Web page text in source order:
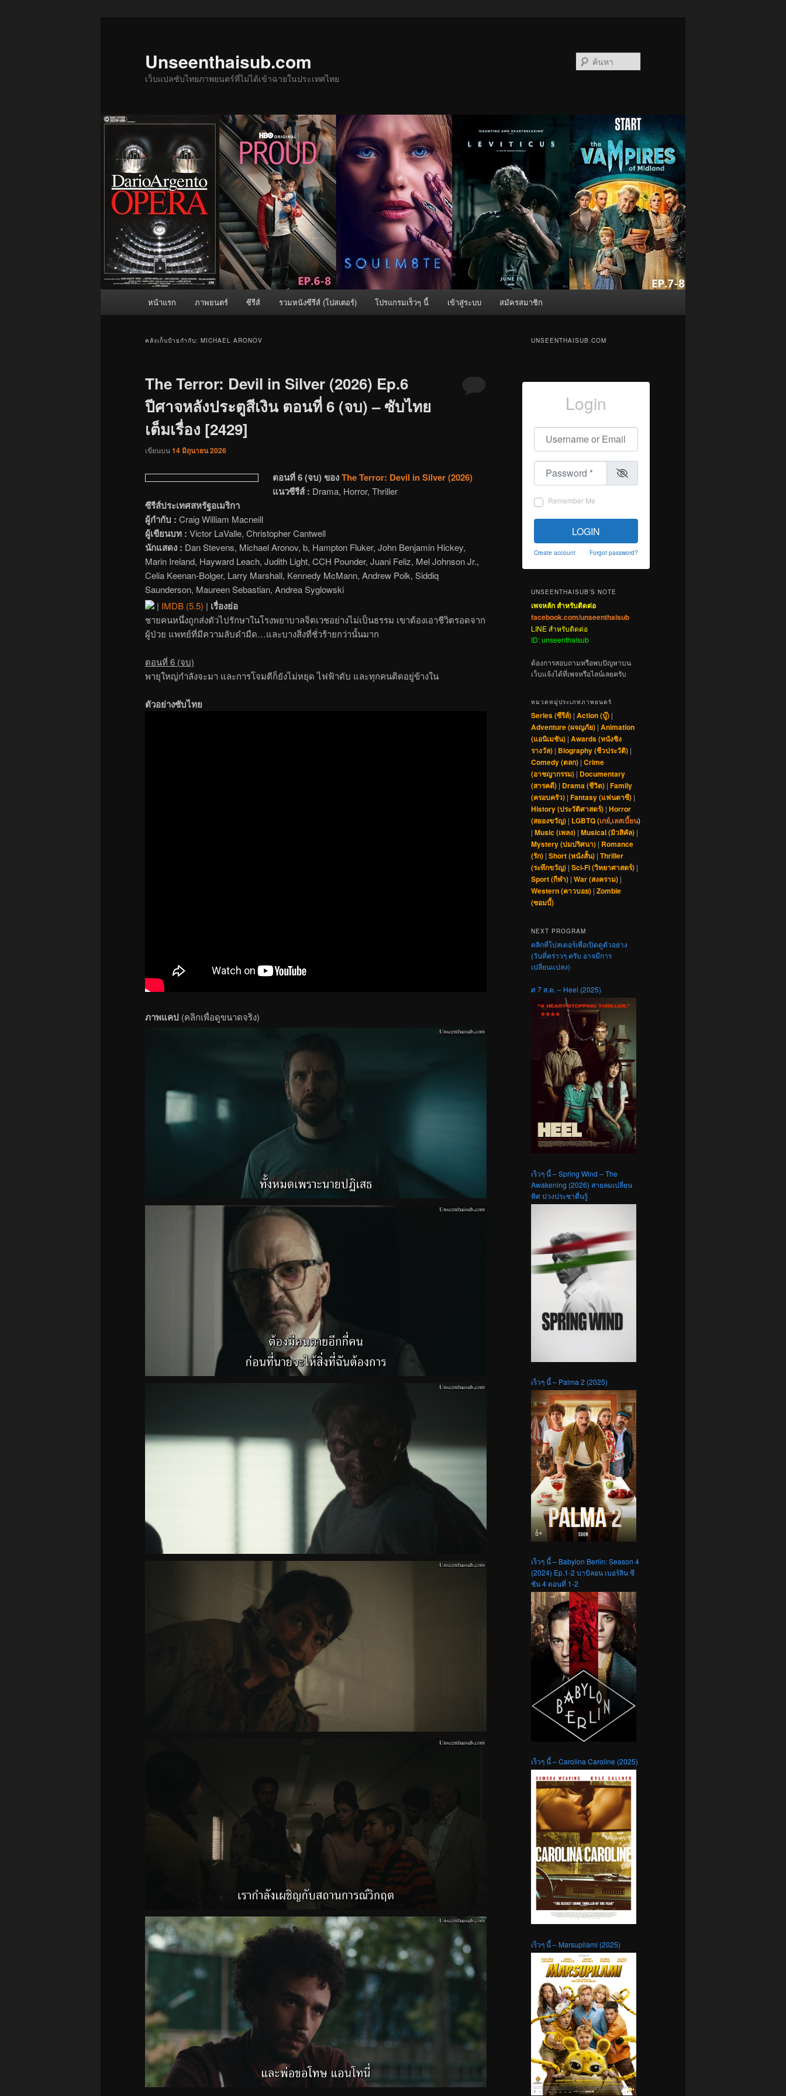
Unseenthaisub.com
เว็บแปลซับไทยภาพยนตร์ที่ไม่ได้เข้าฉายในประเทศไทย
หน้าแรก ภาพยนตร์ ซีรีส์ รวมหนังซีรีส์ (โปสเตอร์) โปรแกรมเร็วๆ นี้ เข้าสู่ระบบ สมัครสมาชิก
คลังเก็บป้ายกำกับ: MICHAEL ARONOV
The Terror: Devil in Silver (2026) Ep.6
ปีศาจหลังประตูสีเงิน ตอนที่ 6 (จบ) – ซับไทย
เต็มเรื่อง [2429]
เขียนบน14 มิถุนายน 2026
ตอนที่ 6 (จบ) ของThe Terror: Devil in Silver (2026)
แนวซีรีส์ : Drama, Horror, Thriller
ซีรีส์ประเทศสหรัฐอเมริกา
ผู้กำกับ : Craig William Macneill
ผู้เขียนบท : Victor LaValle, Christopher Cantwell
นักแสดง : Dan Stevens, Michael Aronov, b, Hampton Fluker, John Benjamin Hickey,
Marin Ireland, Hayward Leach, Judith Light, CCH Pounder, Juani Feliz, Mel Johnson Jr.,
Celia Keenan-Bolger, Larry Marshall, Kennedy McMann, Andrew Polk, Siddiq
Saunderson, Maureen Sebastian, Andrea Syglowski
| IMDB (5.5) | เรื่องย่อ
ชายคนหนึ่งถูกส่งตัวไปรักษาในโรงพยาบาลจิตเวชอย่างไม่เป็นธรรม เขาต้องเอาชีวิตรอดจาก
ผู้ป่วย แพทย์ที่มีความลับดำมืด…และบางสิ่งที่ชั่วร้ายกว่านั้นมาก
ตอนที่ 6 (จบ)
พายุใหญ่กำลังจะมา และการโจมตีก็ยังไม่หยุด ไฟฟ้าดับ และทุกคนติดอยู่ข้างใน
ตัวอย่างซับไทย
ภาพแคป (คลิกเพื่อดูขนาดจริง)
UNSEENTHAISUB.COM
Login
Username or Email
Password
Remember Me
LOGIN
Create account Forgot password?
UNSEENTHAISUB’S NOTE
เพจหลัก สำหรับติดต่อ
facebook.com/unseenthaisub
LINE สำหรับติดต่อ
ID: unseenthaisub
ต้องการสอบถามหรือพบปัญหาบน
เว็บแจ้งได้ที่เพจหรือไลน์เลยครับ
หมวดหมู่ประเภทภาพยนตร์
Series (ซีรีส์) | Action (บู๊) |
Adventure (ผจญภัย) | Animation
(แอนิเมชัน) | Awards (หนังชิง
รางวัล) | Biography (ชีวประวัติ) |
Comedy (ตลก) | Crime
(อาชญากรรม) | Documentary
(สารคดี) | Drama (ชีวิต) | Family
(ครอบครัว) | Fantasy (แฟนตาซี) |
History (ประวัติศาสตร์) | Horror
(สยองขวัญ) | LGBTQ (เกย์,เลสเบี้ยน)
| Music (เพลง) | Musical (มิวสิคัล) |
Mystery (ปมปริศนา) | Romance
(รัก) | Short (หนังสั้น) | Thriller
(ระทึกขวัญ) | Sci-Fi (วิทยาศาสตร์) |
Sport (กีฬา) | War (สงคราม) |
Western (คาวบอย) | Zombie
(ซอมบี้)
NEXT PROGRAM
คลิกที่โปสเตอร์เพื่อเปิดดูตัวอย่าง
(วันที่คร่าวๆ ครับ อาจมีการ
เปลี่ยนแปลง)
ศ 7 ส.ค. – Heel (2025)
เร็วๆ นี้ – Spring Wind – The
Awakening (2026) สายลมเปลี่ยน
ทิศ ปวงประชาตื่นรู้
เร็วๆ นี้ – Palma 2 (2025)
เร็วๆ นี้ – Babylon Berlin: Season 4
(2024) Ep.1-2 บาบิลอน เบอร์ลิน ซี
ซัน 4 ตอนที่ 1-2
เร็วๆ นี้ – Carolina Caroline (2025)
เร็วๆ นี้ – Marsupilami (2025)